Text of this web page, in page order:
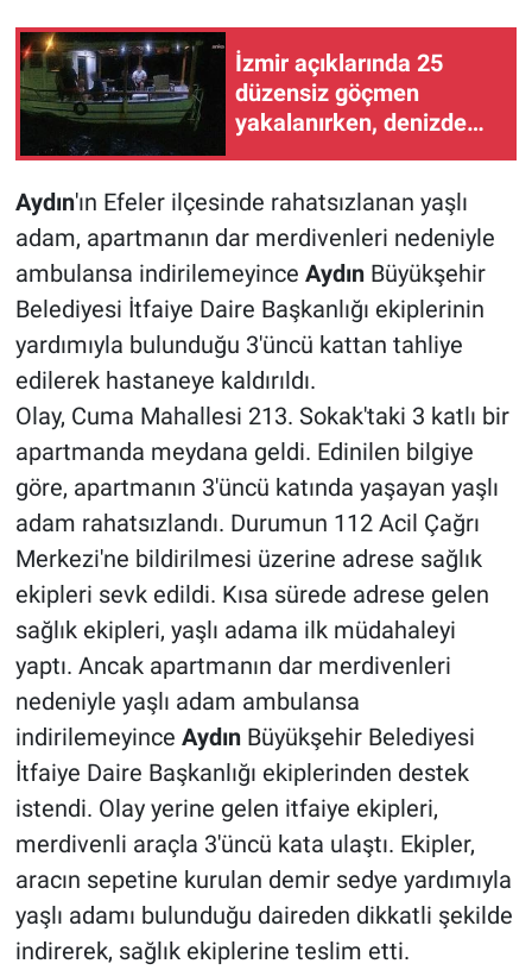
İzmir açıklarında 25
düzensiz göçmen
yakalanırken, denizde
Aydın'ın Efeler ilçesinde rahatsızlanan yaşlı
adam, apartmanın dar merdivenleri nedeniyle
ambulansa indirilemeyince AydınBüyükşehir
Belediyesi İtfaiye Daire Başkanlığı ekiplerinin
yardımıyla bulunduğu 3'üncü kattan tahliye
edilerek hastaneye kaldırıldı.
Olay, Cuma Mahallesi 213. Sokak'taki 3 katlı bir
apartmanda meydana geldi. Edinilen bilgiye
göre, apartmanın 3'üncü katında yaşayan yaşlı
adam rahatsızlandı. Durumun 112 Acil Çağrı
Merkezi'ne bildirilmesi üzerine adrese sağlık
ekipleri sevk edildi. Kısa sürede adrese gelen
sağlık ekipleri, yaşlı adama ilk müdahaleyi
yaptı. Ancak apartmanın dar merdivenleri
nedeniyle yaşlı adam ambulansa
indirilemeyince AydınBüyükşehir Belediyesi
İtfaiye Daire Başkanlığı ekiplerinden destek
istendi. Olay yerine gelen itfaiye ekipleri,
merdivenli araçla 3'üncü kata ulaştı. Ekipler,
aracın sepetine kurulan demir sedye yardımıyla
yaşlı adamı bulunduğu daireden dikkatli şekilde
indirerek, sağlık ekiplerine teslim etti.